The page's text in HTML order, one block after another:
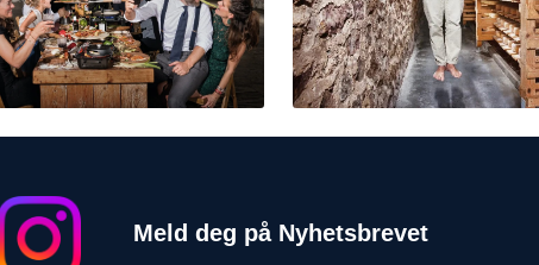
Meld deg på Nyhetsbrevet